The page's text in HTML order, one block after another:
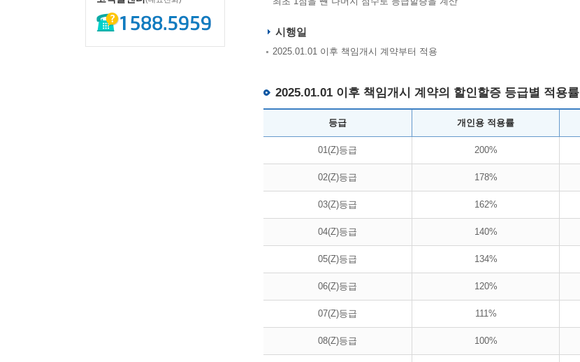
시행일
2025.01.01 이후 책임개시 계약부터 적용
2025.01.01 이후 책임개시 계약의 할인할증 등급별 적용률
등급 개인용 적용률
01(Z)등급 200%
02(Z)등급 178%
03(Z)등급 162%
04(Z)등급 140%
05(Z)등급 134%
06(Z)등급 120%
07(Z)등급 111%
08(Z)등급 100%